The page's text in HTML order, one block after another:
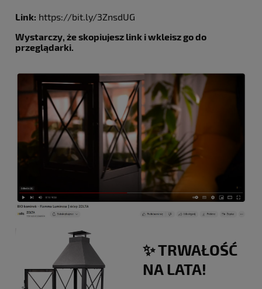
Link: https://bit.ly/3ZnsdUG
Wystarczy, że skopiujesz link i wkleisz go do
przeglądarki.
✨ TRWAŁOŚĆ
NA LATA!